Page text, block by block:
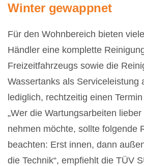
Winter gewappnet
Für den Wohnbereich bieten
Händler eine komplette
Freizeitfahrzeugs sowie die
Wassertanks als Serviceleistung
lediglich, rechtzeitig einen
„Wer die Wartungsarbeiten
nehmen möchte, sollte folgende
beachten: Erst innen, dann
die Technik“, empfiehlt die TÜV